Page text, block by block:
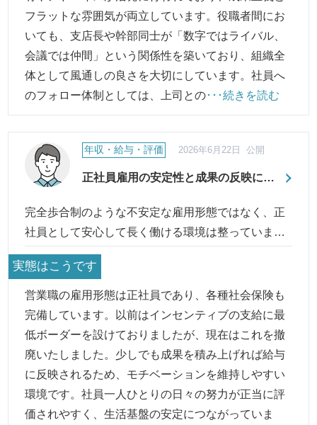
フラットな雰囲気が両立しています。役職者間にお
いても、支店長や幹部同士が「数字ではライバル、
会議では仲間」という関係性を築いており、組織全
体として風通しの良さを大切にしています。社員へ
のフォロー体制としては、上司との･･･続きを読む
正社員雇用の安定性と成果の反映につ
年収・給与・評価 2026年6月22日 公開
完全歩合制のような不安定な雇用形態ではなく、正
社員として安心して長く働ける環境は整っています
か。
実態はこうです
営業職の雇用形態は正社員であり、各種社会保険も
完備しています。以前はインセンティブの支給に最
低ボーダーを設けておりましたが、現在はこれを撤
廃いたしました。少しでも成果を積み上げれば給与
に反映されるため、モチベーションを維持しやすい
環境です。社員一人ひとりの日々の努力が正当に評
価されやすく、生活基盤の安定につながっていま